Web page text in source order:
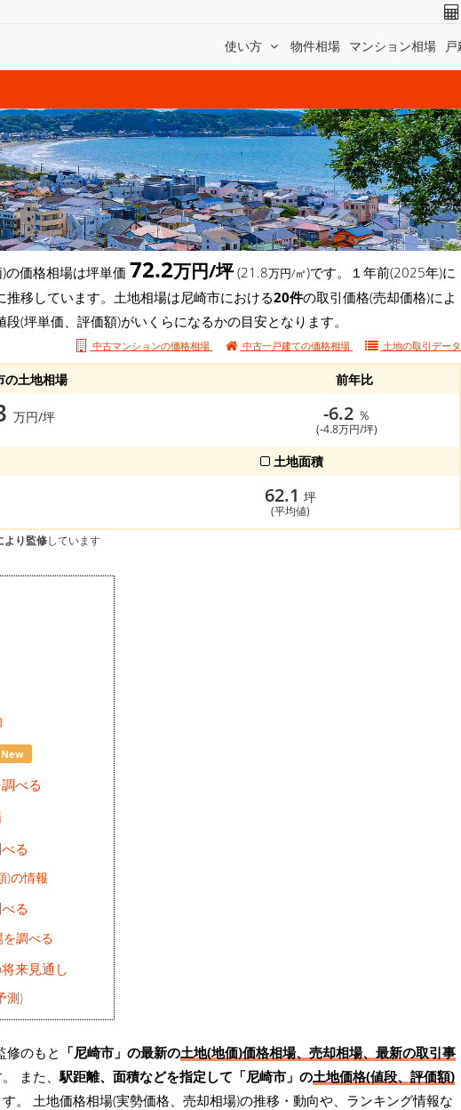
使い方 物件相場 マンション相場
の価格相場は坪単価 72.2万円/坪(21.8万円/㎡)です。１年前(2025年)に
推移しています。土地相場は尼崎市における20件の取引価格(売却価格)によ
(坪単価、評価額)がいくらになるかの目安となります。
中古マンションの価格相場 中古一戸建ての価格相場 土地の取引データ
の土地相場 前年比
万円/坪 -6.2 ％
(-4.8万円/坪)
土地面積
62.1 坪
(平均値)
より監修しています
New
べる
る
)の情報
る
調べる
来見通し
測)
修のもと 「尼崎市」の最新の土地(地価)価格相場、売却相場、最新の取引事
また、 駅距離、面積などを指定して「尼崎市」の土地価格(値段、評価額)
。 土地価格相場(実勢価格、売却相場)の推移・動向や、ランキング情報な